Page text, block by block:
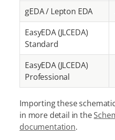
gEDA / Lepton EDA
EasyEDA (JLCEDA)
Standard
EasyEDA (JLCEDA)
Professional
Importing these
in more detail in the
documentation.